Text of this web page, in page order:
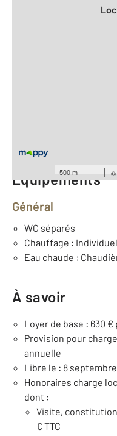
500 m ©
Équipements
Général
WC séparés
Chauffage :
Eau chaude :
À savoir
Loyer de base : 630 €
Provision pour
annuelle
Libre le : 8
Honoraires charge
dont :
Visite,
€ TTC